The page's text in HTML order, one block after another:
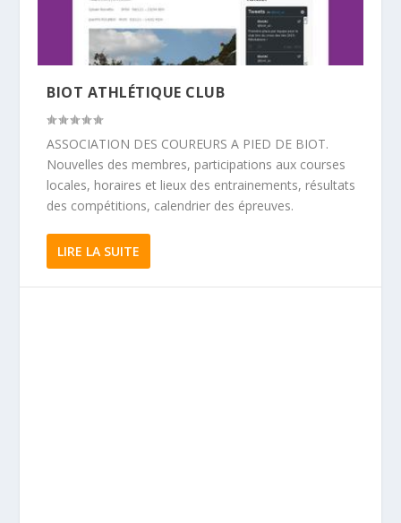
BIOT ATHLÉTIQUE CLUB
ASSOCIATION DES COUREURS A PIED DE BIOT.
Nouvelles des membres, participations aux courses
locales, horaires et lieux des entrainements, résultats
des compétitions, calendrier des épreuves.
LIRE LA SUITE